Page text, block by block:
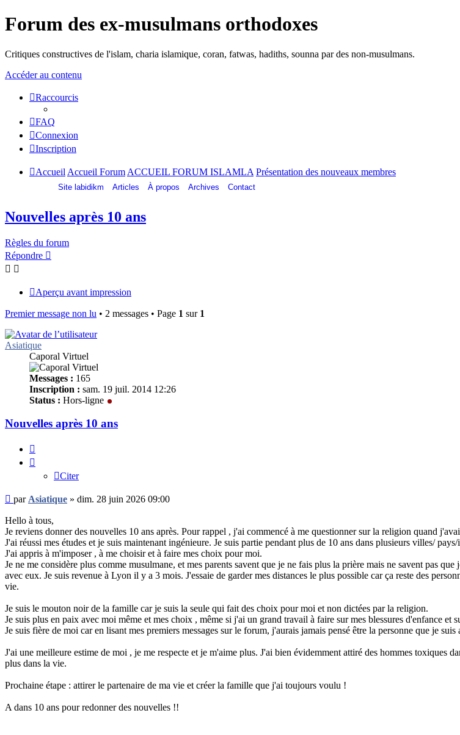
Forum des ex-musulmans orthodoxes
Critiques constructives de l'islam, charia islamique, coran, fatwas, hadiths, sounna par des non-musulmans.
Accéder au contenu
Raccourcis
FAQ
Connexion
Inscription
Accueil Accueil Forum ACCUEIL FORUM ISLAMLA Présentation des nouveaux membres
Site labidikm Articles À propos Archives Contact
Nouvelles après 10 ans
Règles du forum
Répondre
Aperçu avant impression
Premier message non lu • 2 messages • Page 1 sur 1
Asiatique
Caporal Virtuel
Messages : 165
Inscription : sam. 19 juil. 2014 12:26
Status : Hors-ligne
Nouvelles après 10 ans
Citer
Message
non
lu
par Asiatique » dim. 28 juin 2026 09:00
Hello à tous,
Je reviens donner des nouvelles 10 ans après. Pour rappel , j'ai commencé à me questionner sur la religion quand
J'ai réussi mes études et je suis maintenant ingénieure. Je suis partie pendant plus de 10 ans dans plusieurs villes/
J'ai appris à m'imposer , à me choisir et à faire mes choix pour moi.
Je ne me considère plus comme musulmane, et mes parents savent que je ne fais plus la prière mais ne savent pas
avec eux. Je suis revenue à Lyon il y a 3 mois. J'essaie de garder mes distances le plus possible car ça reste des
vie.
Je suis le mouton noir de la famille car je suis la seule qui fait des choix pour moi et non dictées par la religion.
Je suis plus en paix avec moi même et mes choix , même si j'ai un grand travail à faire sur mes blessures d'enfance et
Je suis fière de moi car en lisant mes premiers messages sur le forum, j'aurais jamais pensé être la personne que je
J'ai une meilleure estime de moi , je me respecte et je m'aime plus. J'ai bien évidemment attiré des hommes toxiques
plus dans la vie.
Prochaine étape : attirer le partenaire de ma vie et créer la famille que j'ai toujours voulu !
A dans 10 ans pour redonner des nouvelles !!